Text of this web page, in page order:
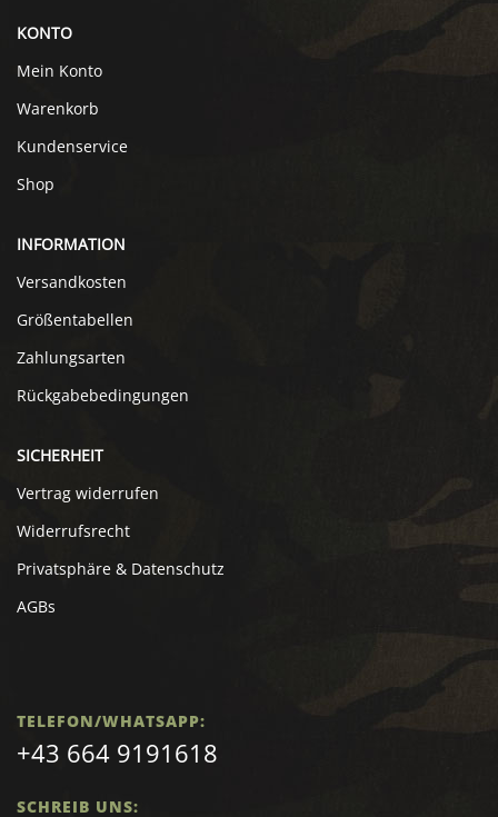
KONTO
Mein Konto
Warenkorb
Kundenservice
Shop
INFORMATION
Versandkosten
Größentabellen
Zahlungsarten
Rückgabebedingungen
SICHERHEIT
Vertrag widerrufen
Widerrufsrecht
Privatsphäre & Datenschutz
AGBs
TELEFON/WHATSAPP:
+43 664 9191618
SCHREIB UNS: